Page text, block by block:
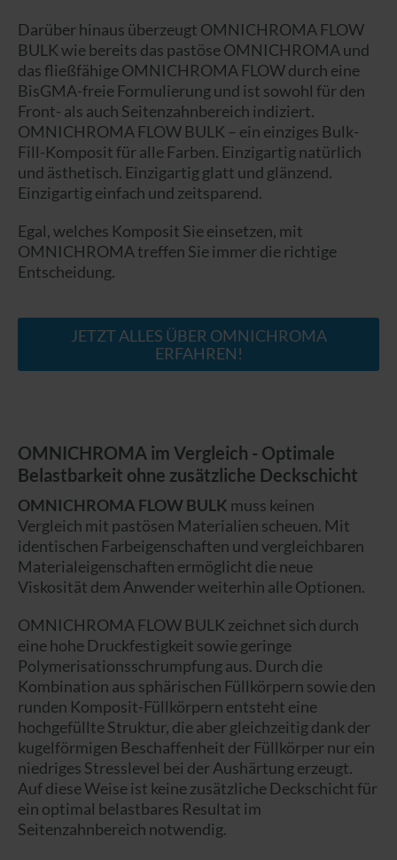
Darüber hinaus überzeugt OMNICHROMA FLOW
BULK wie bereits das pastöse OMNICHROMA und
das fließfähige OMNICHROMA FLOW durch eine
BisGMA-freie Formulierung und ist sowohl für den
Front- als auch Seitenzahnbereich indiziert.
OMNICHROMA FLOW BULK – ein einziges Bulk-
Fill-Komposit für alle Farben. Einzigartig natürlich
und ästhetisch. Einzigartig glatt und glänzend.
Einzigartig einfach und zeitsparend.
Egal, welches Komposit Sie einsetzen, mit
OMNICHROMA treffen Sie immer die richtige
Entscheidung.
JETZT ALLES ÜBER OMNICHROMA
ERFAHREN!
OMNICHROMA im Vergleich - Optimale
Belastbarkeit ohne zusätzliche Deckschicht
OMNICHROMA FLOW BULK muss keinen
Vergleich mit pastösen Materialien scheuen. Mit
identischen Farbeigenschaften und vergleichbaren
Materialeigenschaften ermöglicht die neue
Viskosität dem Anwender weiterhin alle Optionen.
OMNICHROMA FLOW BULK zeichnet sich durch
eine hohe Druckfestigkeit sowie geringe
Polymerisationsschrumpfung aus. Durch die
Kombination aus sphärischen Füllkörpern sowie den
runden Komposit-Füllkörpern entsteht eine
hochgefüllte Struktur, die aber gleichzeitig dank der
kugelförmigen Beschaffenheit der Füllkörper nur ein
niedriges Stresslevel bei der Aushärtung erzeugt.
Auf diese Weise ist keine zusätzliche Deckschicht für
ein optimal belastbares Resultat im
Seitenzahnbereich notwendig.